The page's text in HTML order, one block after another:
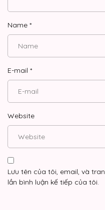
Name *
E-mail *
Website
Lưu tên của tôi, email, và
lần bình luận kế tiếp của tôi.